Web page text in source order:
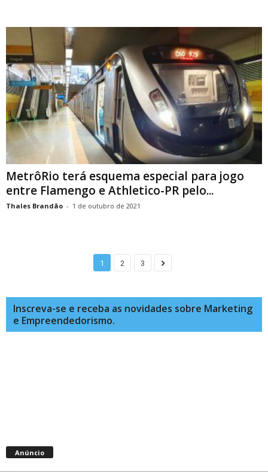
MetrôRio terá esquema especial para jogo
entre Flamengo e Athletico-PR pelo...
Thales Brandão - 1 de outubro de 2021
1 2 3
Inscreva-se e receba as novidades sobre Marketing
e Empreendedorismo.
Anúncio